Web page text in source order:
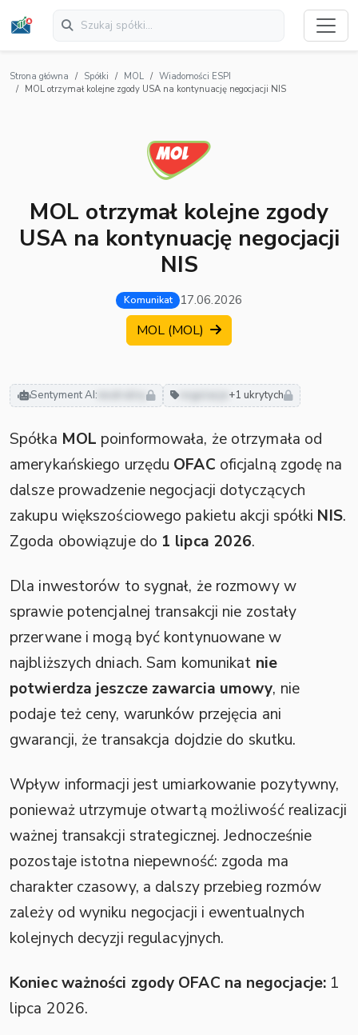
Strona główna Spółki MOL
Wiadomości ESPI
MOL otrzymał kolejne zgody USA na kontynuację negocjacji NIS
MOL otrzymał kolejne zgody
USA na kontynuację negocjacji
NIS
Komunikat 17.06.2026
MOL (MOL)
Sentyment AI: neutralny +1 ukrytych
Spółka MOL poinformowała, że otrzymała od
amerykańskiego urzędu OFAC oficjalną zgodę na
dalsze prowadzenie negocjacji dotyczących
zakupu większościowego pakietu akcji spółki NIS.
Zgoda obowiązuje do 1 lipca 2026.
Dla inwestorów to sygnał, że rozmowy w
sprawie potencjalnej transakcji nie zostały
przerwane i mogą być kontynuowane w
najbliższych dniach. Sam komunikat nie
potwierdza jeszcze zawarcia umowy, nie
podaje też ceny, warunków przejęcia ani
gwarancji, że transakcja dojdzie do skutku.
Wpływ informacji jest umiarkowanie pozytywny,
ponieważ utrzymuje otwartą możliwość realizacji
ważnej transakcji strategicznej. Jednocześnie
pozostaje istotna niepewność: zgoda ma
charakter czasowy, a dalszy przebieg rozmów
zależy od wyniku negocjacji i ewentualnych
kolejnych decyzji regulacyjnych.
Koniec ważności zgody OFAC na negocjacje: 1
lipca 2026.